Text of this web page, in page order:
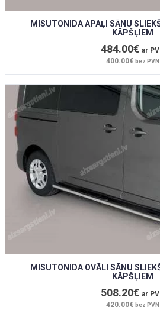
MISUTONIDA APAĻI SĀNU
KĀPŠĻIEM
484.00€ ar
400.00€ bez PVN
MISUTONIDA OVĀLI SĀNU
KĀPŠĻIEM
508.20€ ar
420.00€ bez PVN